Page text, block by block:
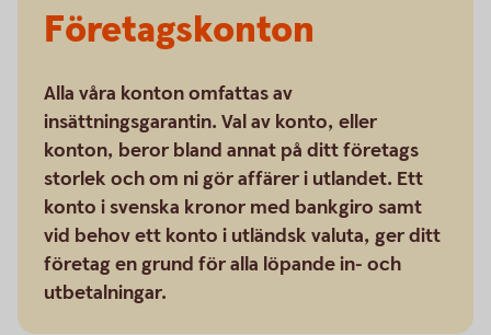
Företagskonton
Alla våra konton omfattas av
insättningsgarantin. Val av konto, eller
konton, beror bland annat på ditt företags
storlek och om ni gör affärer i utlandet. Ett
konto i svenska kronor med bankgiro samt
vid behov ett konto i utländsk valuta, ger ditt
företag en grund för alla löpande in- och
utbetalningar.